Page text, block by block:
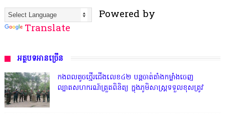
Powered by
Translate
អត្ថបទអានច្រើន
កងពលតូចថ្មើរជើងលេខ៤២ បន្តចាត់តាំងកម្លាំងចេញ
ល្បាតសហករណ៍ត្រួតពិនិត្យ ក្នុងភូមិសាស្រ្តទទួលខុសត្រូវ